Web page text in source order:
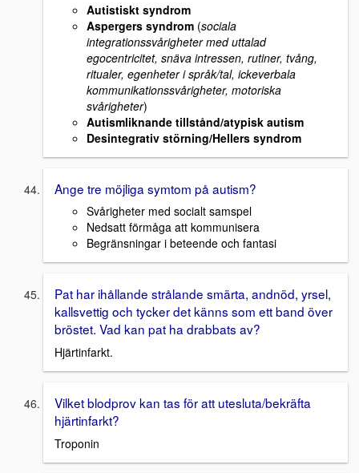
Autistiskt syndrom
Aspergers syndrom (sociala
integrationssvårigheter med uttalad
egocentricitet, snäva intressen, rutiner, tvång,
ritualer, egenheter i språk/tal, ickeverbala
kommunikationssvårigheter, motoriska
svårigheter)
Autismliknande tillstånd/atypisk autism
Desintegrativ störning/Hellers syndrom
Ange tre möjliga symtom på autism?
Svårigheter med socialt samspel
Nedsatt förmåga att kommunisera
Begränsningar i beteende och fantasi
Pat har ihållande strålande smärta, andnöd, yrsel,
kallsvettig och tycker det känns som ett band över
bröstet. Vad kan pat ha drabbats av?
Hjärtinfarkt.
Vilket blodprov kan tas för att utesluta/bekräfta
hjärtinfarkt?
Troponin